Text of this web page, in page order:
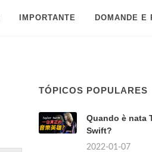
IMPORTANTE DOMANDE E
TÓPICOS POPULARES
Quando è nata
Swift?
2022-01-07